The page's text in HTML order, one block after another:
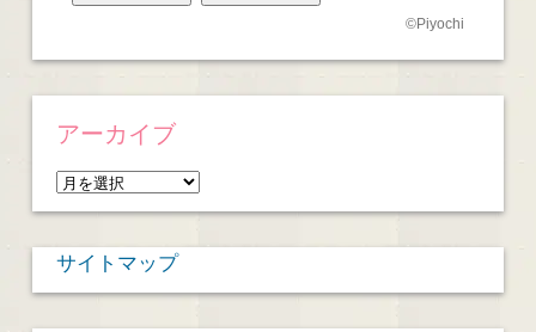
©Piyochi
アーカイブ
ア
ー
カ
イ
サイトマップ